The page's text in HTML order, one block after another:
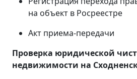
на объект в Росреестре
Акт приема-передачи
Проверка юридической
недвижимости на